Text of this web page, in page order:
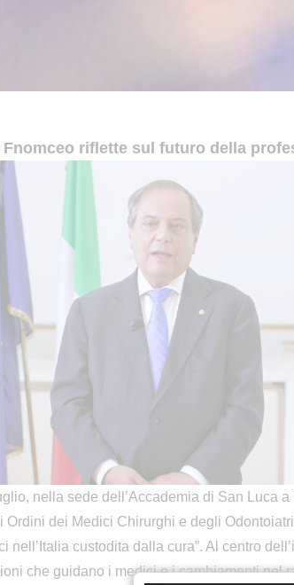
riflette sul futuro della
nella sede dell’Accademia di San Luca a
dei Medici Chirurghi e degli
nell’Italia custodita dalla cura”. Al centro
che guidano i medici e i cambiamenti nel